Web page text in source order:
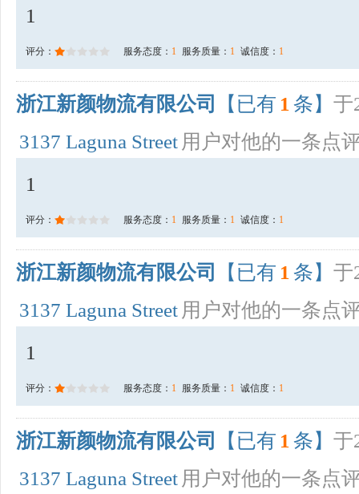
1
评分： 服务态度： 1 服务质量： 1 诚信度： 1
浙江新颜物流有限公司 【已有 1 条】 于
3137 Laguna Street 用户对他的一条点
1
评分： 服务态度： 1 服务质量： 1 诚信度： 1
浙江新颜物流有限公司 【已有 1 条】 于
3137 Laguna Street 用户对他的一条点
1
评分： 服务态度： 1 服务质量： 1 诚信度： 1
浙江新颜物流有限公司 【已有 1 条】 于
3137 Laguna Street 用户对他的一条点